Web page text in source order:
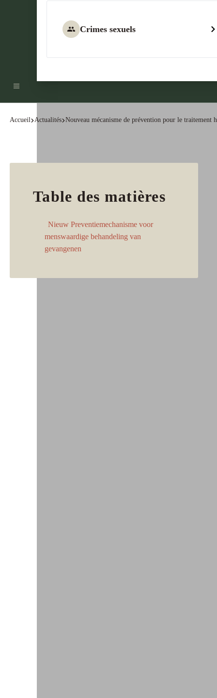
Crimes sexuels
Accueil Actualités Nouveau mécanisme de prévention pour le traitement
Table des matières
Nieuw Preventiemechanisme voor
menswaardige behandeling van
gevangenen